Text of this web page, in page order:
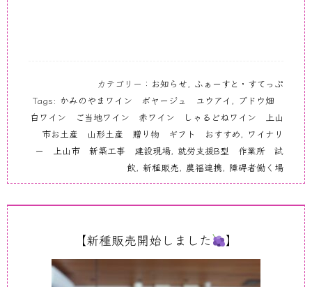
カテゴリー： お知らせ, ふぁーすと・すてっぷ
Tags: かみのやまワイン ボヤージュ ユウアイ , ブドウ畑
白ワイン ご当地ワイン 赤ワイン しゃるどねワイン 上山
市お土産 山形土産 贈り物 ギフト おすすめ, ワイナリ
ー 上山市 新築工事 建設現場, 就労支援B型 作業所 試
飲, 新種販売, 農福連携, 障碍者働く場
【新種販売開始しました 】